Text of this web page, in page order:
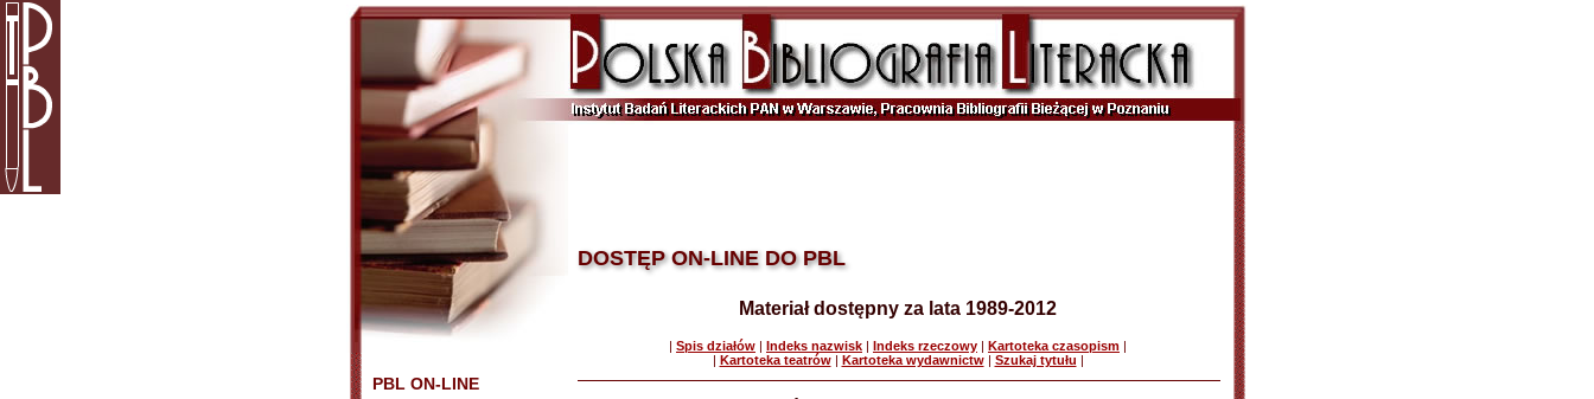
PBL ON-LINE
DOSTĘP ON-LINE DO PBL
Materiał dostępny za lata 1989-2012
| Spis działów | Indeks nazwisk | Indeks rzeczowy | Kartoteka czasopism |
| Kartoteka teatrów| Kartoteka wydawnictw| Szukaj tytułu |